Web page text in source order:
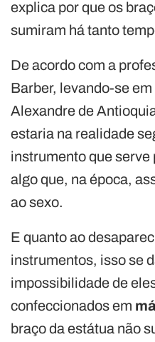
explica por que os
sumiram há tanto
De acordo com a
Barber, levando-se
Alexandre de
estaria na realidade
instrumento que serve
algo que, na época,
ao sexo.
E quanto ao
instrumentos, isso se
impossibilidade de
confeccionados em
braço da estátua não